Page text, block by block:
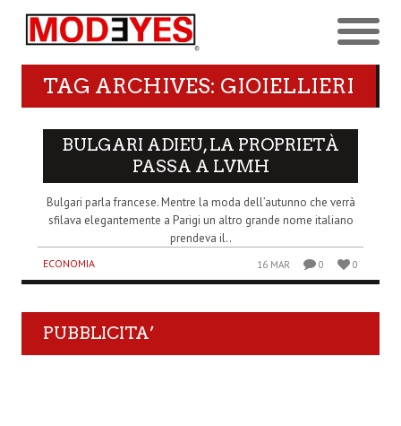
TAG ARCHIVES: GIOIELLIERI
BULGARI ADIEU, LA PROPRIETÀ
PASSA A LVMH
Bulgari parla francese. Mentre la moda dell’autunno che verrà
sfilava elegantemente a Parigi un altro grande nome italiano
prendeva il..
ECONOMIA 16 MAR 0 0
PUBBLICITA’